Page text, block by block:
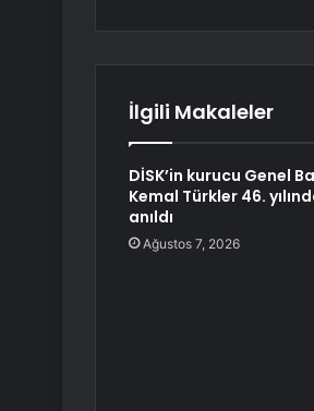
İlgili Makaleler
DİSK’in kurucu Genel
Kemal Türkler 46.
anıldı
Ağustos 7, 2026